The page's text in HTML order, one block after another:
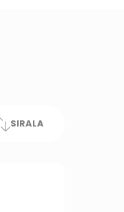
SIRALA